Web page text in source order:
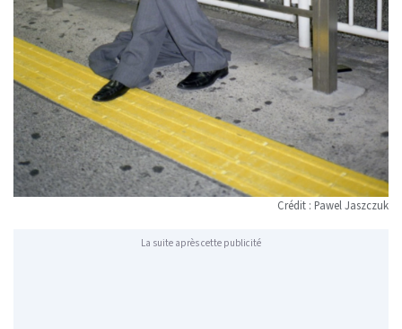
Crédit : Pawel Jaszczuk
La suite après cette publicité